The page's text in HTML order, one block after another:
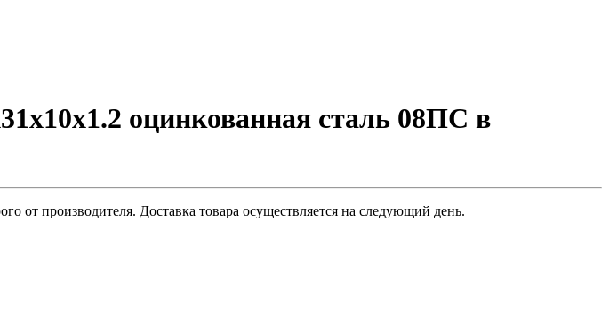
оцинкованная сталь 08ПС в
от производителя. Доставка товара осуществляется на следующий день.